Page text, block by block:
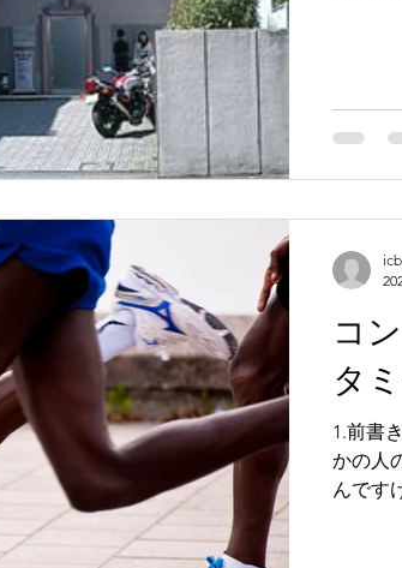
コ
タ
1.前書
かの人
んです